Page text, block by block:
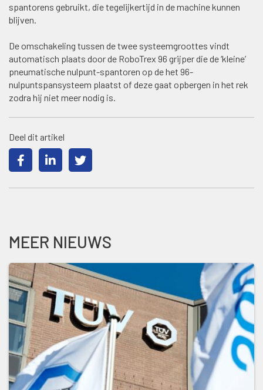
spantorens gebruikt, die tegelijkertijd in de machine kunnen
blijven.
De omschakeling tussen de twee systeemgroottes vindt
automatisch plaats door de RoboTrex 96 grijper die de ‘kleine’
pneumatische nulpunt-spantoren op de het 96-
nulpuntspansysteem plaatst of deze gaat opbergen in het rek
zodra hij niet meer nodig is.
Deel dit artikel
MEER NIEUWS